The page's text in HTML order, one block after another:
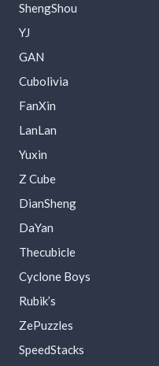
ShengShou
YJ
GAN
Cubolivia
FanXin
LanLan
Yuxin
Z Cube
DianSheng
DaYan
Thecubicle
Cyclone Boys
Rubik’s
ZePuzzles
SpeedStacks